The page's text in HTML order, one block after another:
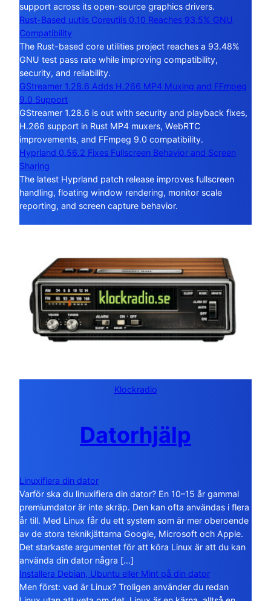
support across its open-source graphics drivers.
Rust-Based uutils Coreutils 0.10 Reaches 93.5% GNU
Compatibility
The Rust-based core utilities project reaches a 93.48%
GNU test pass rate while improving compatibility,
security, and reliability.
GStreamer 1.28.6 Adds H.266 MP4 Muxing and FFmpeg
9.0 Support
GStreamer 1.28.6 is out with security and playback fixes,
H.266 support in Rust MP4 muxers, WebRTC
improvements, and FFmpeg 9.0 compatibility.
Hyprland 0.56.2 Fixes Fullscreen Behavior and Screen
Sharing
The latest Hyprland patch release improves fullscreen
handling, floating window rendering, monitor scale
reporting, and screen capture behavior.
Klockradio
Datorhjälp
Linuxifiera din dator
Varför ska du linuxifiera din dator? En 10–15 år gammal
premiumdator är inte skräp. Den kan ofta användas i flera
år till. Med Linux får du ett system som är mer oberoende
av de stora teknikjättarna Google, Microsoft och Apple.
Det starkaste argumentet för att köra Linux är att du kan
använda din dator några […]
Installera Debian, Ubuntu eller Mint på din dator
Men först: vad är Linux? Troligen använder du redan